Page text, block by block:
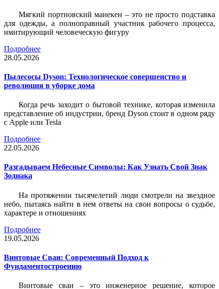
Мягкий портновский манекен – это не просто подставка
для одежды, а полноправный участник рабочего процесса,
имитирующий человеческую фигуру
Подробнее
28.05.2026
Пылесосы Dyson: Технологическое совершенство и
революция в уборке дома
Когда речь заходит о бытовой технике, которая изменила
представление об индустрии, бренд Dyson стоит в одном ряду
с Apple или Tesla
Подробнее
22.05.2026
Разгадываем Небесные Символы: Как Узнать Свой Знак
Зодиака
На протяжении тысячелетий люди смотрели на звездное
небо, пытаясь найти в нем ответы на свои вопросы о судьбе,
характере и отношениях
Подробнее
19.05.2026
Винтовые Сваи: Современный Подход к
Фундаментостроению
Винтовые сваи – это инженерное решение, которое